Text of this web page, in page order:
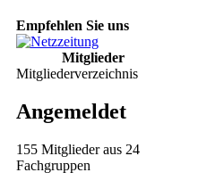
Empfehlen Sie uns
Mitglieder
Mitgliederverzeichnis
Angemeldet
155 Mitglieder aus 24
Fachgruppen